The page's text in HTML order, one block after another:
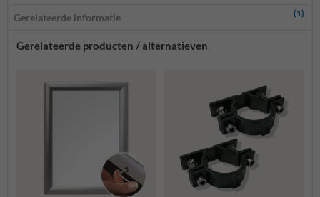
Gerelateerde informatie (1)
Gerelateerde producten / alternatieven